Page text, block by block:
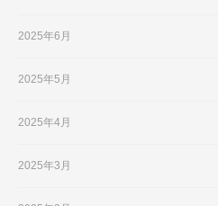
2025年6月
2025年5月
2025年4月
2025年3月